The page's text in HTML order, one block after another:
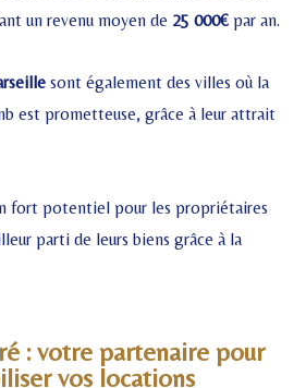
un revenu moyen de 25 000€ par an.
sont également des villes où la
est prometteuse, grâce à leur attrait
fort potentiel pour les propriétaires
parti de leurs biens grâce à la
: votre partenaire pour
vos locations